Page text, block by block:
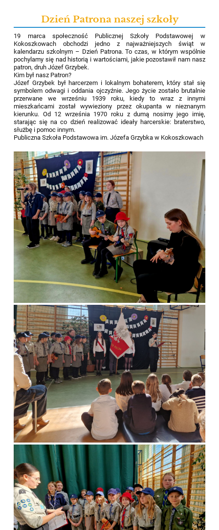
Dzień Patrona naszej szkoły
19 marca społeczność Publicznej Szkoły Podstawowej w
Kokoszkowach obchodzi jedno z najważniejszych świąt w
kalendarzu szkolnym – Dzień Patrona. To czas, w którym wspólnie
pochylamy się nad historią i wartościami, jakie pozostawił nam nasz
patron, druh Józef Grzybek.
Kim był nasz Patron?
Józef Grzybek był harcerzem i lokalnym bohaterem, który stał się
symbolem odwagi i oddania ojczyźnie. Jego życie zostało brutalnie
przerwane we wrześniu 1939 roku, kiedy to wraz z innymi
mieszkańcami został wywieziony przez okupanta w nieznanym
kierunku. Od 12 września 1970 roku z dumą nosimy jego imię,
starając się na co dzień realizować ideały harcerskie: braterstwo,
służbę i pomoc innym.
Publiczna Szkoła Podstawowa im. Józefa Grzybka w Kokoszkowach